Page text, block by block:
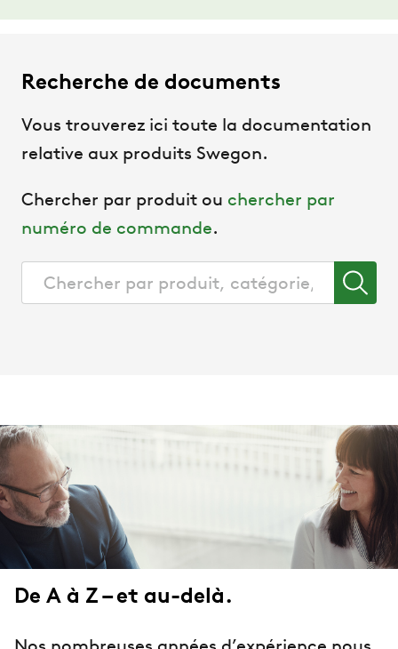
Recherche de documents
Vous trouverez ici toute la documentation
relative aux produits Swegon.
Chercher par produit ou chercher par
numéro de commande.
De A à Z – et au-delà.